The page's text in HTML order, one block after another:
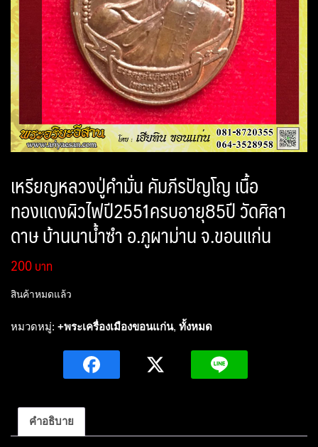
เหรียญหลวงปู่คำมั่น คัมภีรปัญโญ เนื้อ
ทองแดงผิวไฟปี2551ครบอายุ85ปี วัดศิลา
ดาษ บ้านนาน้ำซำ อ.ภูผาม่าน จ.ขอนแก่น
200
สินค้าหมดแล้ว
หมวดหมู่: +พระเครื่องเมืองขอนแก่น, ทั้งหมด
คำอธิบาย